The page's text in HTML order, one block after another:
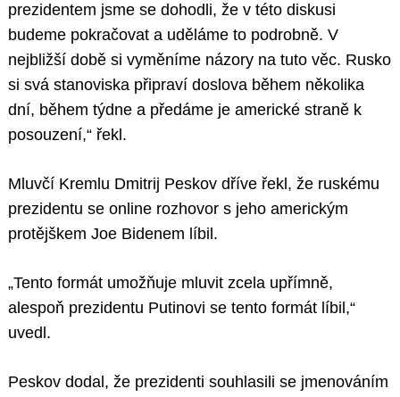
prezidentem jsme se dohodli, že v této diskusi
budeme pokračovat a uděláme to podrobně. V
nejbližší době si vyměníme názory na tuto věc. Rusko
si svá stanoviska připraví doslova během několika
dní, během týdne a předáme je americké straně k
posouzení,“ řekl.
Mluvčí Kremlu Dmitrij Peskov dříve řekl, že ruskému
prezidentu se online rozhovor s jeho americkým
protějškem Joe Bidenem líbil.
„Tento formát umožňuje mluvit zcela upřímně,
alespoň prezidentu Putinovi se tento formát líbil,“
uvedl.
Peskov dodal, že prezidenti souhlasili se jmenováním